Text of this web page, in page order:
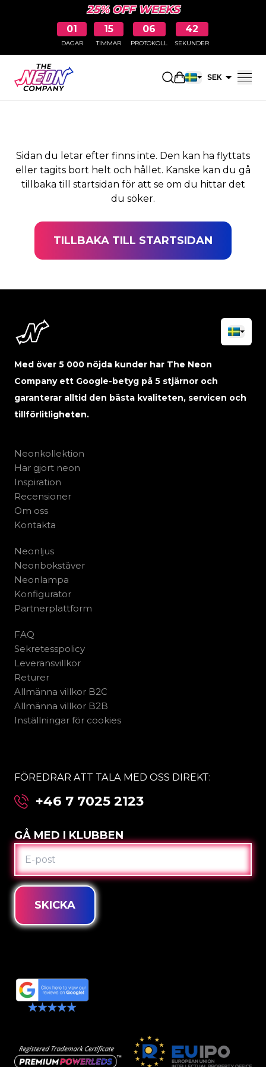
25% OFF WEEKS
01
DAGAR
15
TIMMAR
06
PROTOKOLL
41
SEKUNDER
ÖppnaSEK
SIDAN HITTADES INTE
Sidan du letar efter finns inte. Den kan ha flyttats
eller tagits bort helt och hållet. Kanske kan du gå
tillbaka till startsidan för att se om du hittar det
du söker.
TILLBAKA TILL STARTSIDAN
Med över 5 000 nöjda kunder har The Neon
Company ett Google-betyg på 5 stjärnor och
garanterar alltid den bästa kvaliteten, servicen och
tillförlitligheten.
Neonkollektion
Har gjort neon
Inspiration
Recensioner
Om oss
Kontakta
Neonljus
Neonbokstäver
Neonlampa
Konfigurator
Partnerplattform
FAQ
Sekretesspolicy
Leveransvillkor
Returer
Allmänna villkor B2C
Allmänna villkor B2B
Inställningar för cookies
FÖREDRAR ATT TALA MED OSS DIREKT:
+46 7 7025 2123
GÅ MED I KLUBBEN
E-
POST
SKICKA